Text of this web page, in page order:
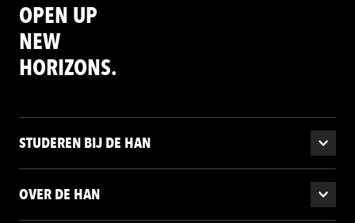
OPEN UP
NEW
HORIZONS.
STUDEREN BIJ DE HAN
OVER DE HAN